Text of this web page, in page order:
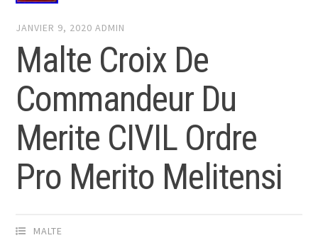
JANVIER 9, 2020 ADMIN
Malte Croix De
Commandeur Du
Merite CIVIL Ordre
Pro Merito Melitensi
MALTE